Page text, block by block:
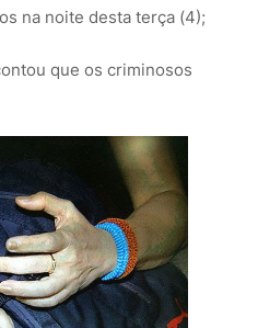
na noite desta terça (4);
que os criminosos